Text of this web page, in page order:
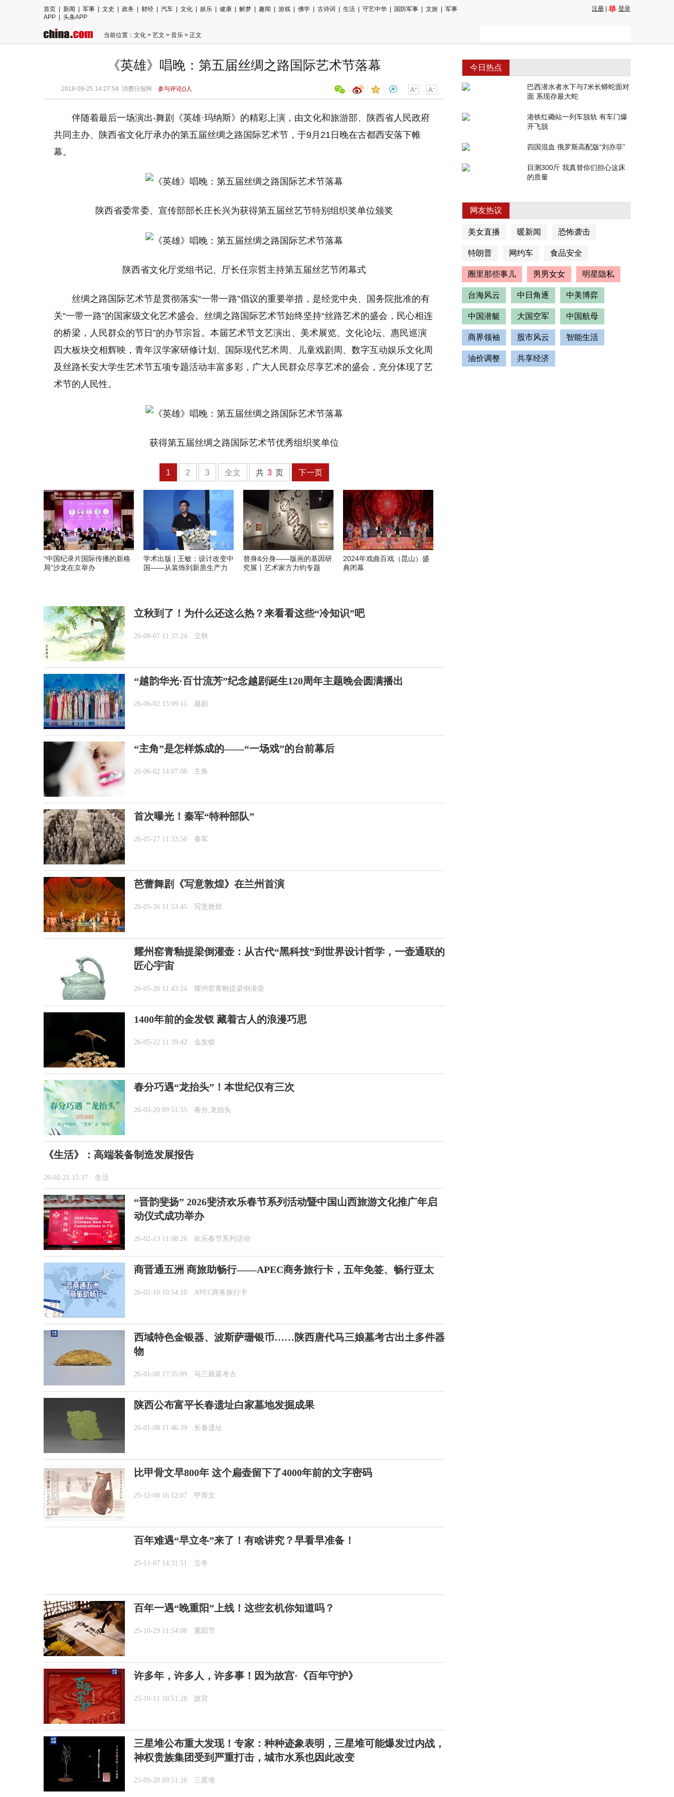
首页 新闻 军事 文史 政务 财经 汽车 文化 娱乐 健康 解梦 趣闻 游戏 佛学 古诗词 生活 守艺中华 国防军事 文旅
军事
APP
头条APP
注册 登录
当前位置： 文化 > 艺文 > 音乐 > 正文
《英雄》唱晚：第五届丝绸之路国际艺术节落幕
用微信扫描二维码
分享至好友和朋友圈
2018-09-25 14:27:54 消费日报网 参与评论()人
伴随着最后一场演出-舞剧《英雄·玛纳斯》的精彩上演，由文化和旅游部、陕西省人民政府
共同主办、陕西省文化厅承办的第五届丝绸之路 国际艺术节，于9月21日晚在古都西安落下帷
幕。
陕西省委常委、宣传部部长庄长兴为获得第五届丝艺节特别组织奖单位颁奖
陕西省文化厅党组书记、厅长任宗哲主持第五届丝艺节闭幕式
丝绸之路国际艺术节是贯彻落实“一带一路”倡议的重要举措，是经党中央、国务院批准的有
关“一带一路”的国家级文化艺术盛会。丝绸之路国际艺术节始终坚持“丝路艺术的盛会，民心相连
的桥梁，人民群众的节日”的办节宗旨。本届艺术节文艺演出、美术展览、文化论坛、惠民巡演
四大板块交相辉映，青年汉学家研修计划、国际现代艺术周、儿童戏剧周、数字互动娱乐文化周
及丝路长安大学生艺术节五项专题活动丰富多彩，广大人民群众尽享艺术的盛会，充分体现了艺
术节的人民性。
获得第五届丝绸之路国际艺术节优秀组织奖单位
1 2 3 全文 共 3 页 下一页
“中国纪录片国际传播的新格
局”沙龙在京举办
学术出版 | 王敏：设计改变中
国——从装饰到新质生产力
替身&分身——版画的基因研
究展丨艺术家方力钧专题
2024年戏曲百戏（昆山）盛
典闭幕
立秋到了！为什么还这么热？来看看这些“冷知识”吧
26-08-07 11:37:24 立秋
“越韵华光·百廿流芳”纪念越剧诞生120周年主题晚会圆满播出
26-06-02 15:09:11 越剧
“主角”是怎样炼成的——“一场戏”的台前幕后
26-06-02 14:07:08 主角
首次曝光！秦军“特种部队”
26-05-27 11:33:56 秦军
芭蕾舞剧《写意敦煌》在兰州首演
26-05-26 11:53:45 写意敦煌
耀州窑青釉提梁倒灌壶：从古代“黑科技”到世界设计哲学，一壶通联的
匠心宇宙
26-05-26 11:43:24 耀州窑青釉提梁倒灌壶
1400年前的金发钗 藏着古人的浪漫巧思
26-05-22 11:39:42 金发钗
春分巧遇“龙抬头”！本世纪仅有三次
26-03-20 09:51:55 春分,龙抬头
《生活》：高端装备制造发展报告
26-02-21 15:37 生活
“晋韵斐扬” 2026斐济欢乐春节系列活动暨中国山西旅游文化推广年启
动仪式成功举办
26-02-13 11:08:26 欢乐春节系列活动
商晋通五洲 商旅助畅行——APEC商务旅行卡，五年免签、畅行亚太
26-02-10 10:54:10 APEC商务旅行卡
西域特色金银器、波斯萨珊银币……陕西唐代马三娘墓考古出土多件器
物
26-01-08 17:35:09 马三娘墓考古
陕西公布富平长春遗址白家墓地发掘成果
26-01-08 11:46:39 长春遗址
比甲骨文早800年 这个扁壶留下了4000年前的文字密码
25-12-08 16:12:07 甲骨文
百年难遇“早立冬”来了！有啥讲究？早看早准备！
25-11-07 14:31:51 立冬
百年一遇“晚重阳”上线！这些玄机你知道吗？
25-10-29 11:54:08 重阳节
许多年，许多人，许多事！因为故宫·《百年守护》
25-10-11 10:51:28 故宫
三星堆公布重大发现！专家：种种迹象表明，三星堆可能爆发过内战，
神权贵族集团受到严重打击，城市水系也因此改变
25-09-28 09:51:26 三星堆
今日热点
巴西潜水者水下与7米长蟒蛇面对
面 系现存最大蛇
港铁红磡站一列车脱轨 有车门爆
开飞脱
四国混血 俄罗斯高配版“刘亦菲”
目测300斤 我真替你们担心这床
的质量
网友热议
美女直播 暖新闻 恐怖袭击
特朗普 网约车 食品安全
圈里那些事儿 男男女女 明星隐私
台海风云 中日角逐 中美博弈
中国潜艇 大国空军 中国航母
商界领袖 股市风云 智能生活
油价调整 共享经济